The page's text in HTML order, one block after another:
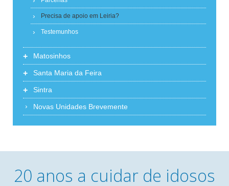
Precisa de apoio em Leiria?
Testemunhos
+ Matosinhos
+ Santa Maria da Feira
+ Sintra
Novas Unidades Brevemente
20 anos a cuidar de idosos